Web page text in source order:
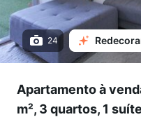
24
Apartamento à
m², 3 quartos, 1